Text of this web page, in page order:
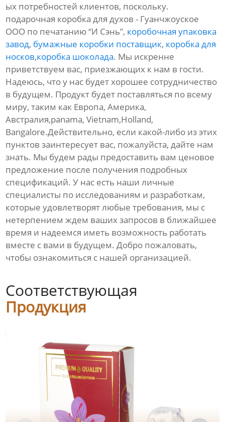
ых потребностей клиентов, поскольку.
подарочная коробка для духов - Гуанчжоуское
ООО по печатанию “И Сэнь”, коробочная упаковка
завод, бумажные коробки поставщик, коробка для
носков,коробка шоколада. Мы искренне
приветствуем вас, приезжающих к нам в гости.
Надеюсь, что у нас будет хорошее сотрудничество
в будущем. Продукт будет поставляться по всему
миру, таким как Европа, Америка,
Австралия,panama, Vietnam,Holland,
Bangalore.Действительно, если какой-либо из этих
пунктов заинтересует вас, пожалуйста, дайте нам
знать. Мы будем рады предоставить вам ценовое
предложение после получения подробных
спецификаций. У нас есть наши личные
специалисты по исследованиям и разработкам,
которые удовлетворят любые требования, мы с
нетерпением ждем ваших запросов в ближайшее
время и надеемся иметь возможность работать
вместе с вами в будущем. Добро пожаловать,
чтобы ознакомиться с нашей организацией.
Соответствующая
Продукция